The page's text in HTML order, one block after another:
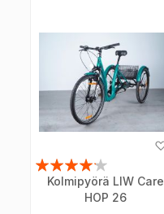
Arvosana:
80%Kolmipyörä LIW Care
HOP 26